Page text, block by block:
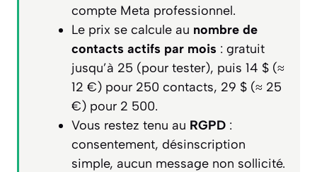
compte Meta professionnel.
Le prix se calcule au nombre de
contacts actifs par mois : gratuit
jusqu’à 25 (pour tester), puis 14 $ (≈
12 €) pour 250 contacts, 29 $ (≈ 25
€) pour 2 500.
Vous restez tenu au RGPD :
consentement, désinscription
simple, aucun message non sollicité.